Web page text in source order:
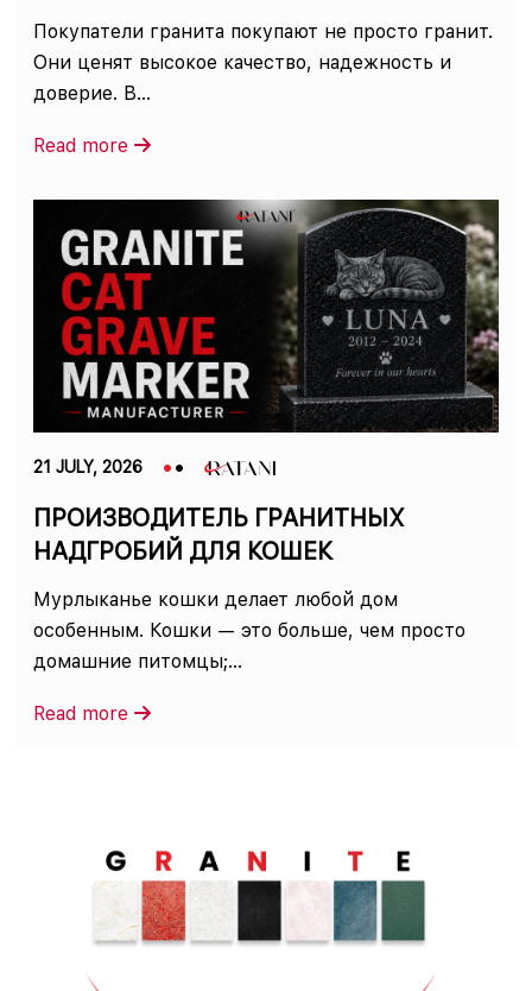
Покупатели гранита покупают не просто гранит.
Они ценят высокое качество, надежность и
доверие. В...
Read more
21 JULY, 2026
ПРОИЗВОДИТЕЛЬ ГРАНИТНЫХ
НАДГРОБИЙ ДЛЯ КОШЕК
Мурлыканье кошки делает любой дом
особенным. Кошки — это больше, чем просто
домашние питомцы;...
Read more